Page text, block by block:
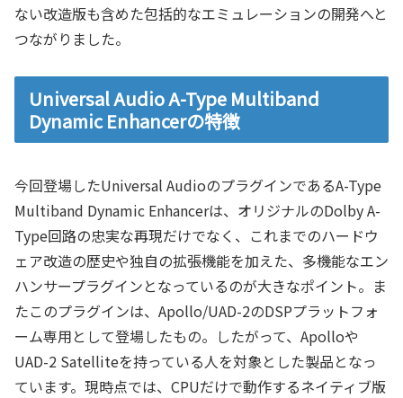
ない改造版も含めた包括的なエミュレーションの開発へと
つながりました。
Universal Audio A-Type Multiband
Dynamic Enhancerの特徴
今回登場したUniversal AudioのプラグインであるA-Type
Multiband Dynamic Enhancerは、オリジナルのDolby A-
Type回路の忠実な再現だけでなく、これまでのハードウ
ェア改造の歴史や独自の拡張機能を加えた、多機能なエン
ハンサープラグインとなっているのが大きなポイント。ま
たこのプラグインは、Apollo/UAD-2のDSPプラットフォ
ーム専用として登場したもの。したがって、Apolloや
UAD-2 Satelliteを持っている人を対象とした製品となっ
ています。現時点では、CPUだけで動作するネイティブ版